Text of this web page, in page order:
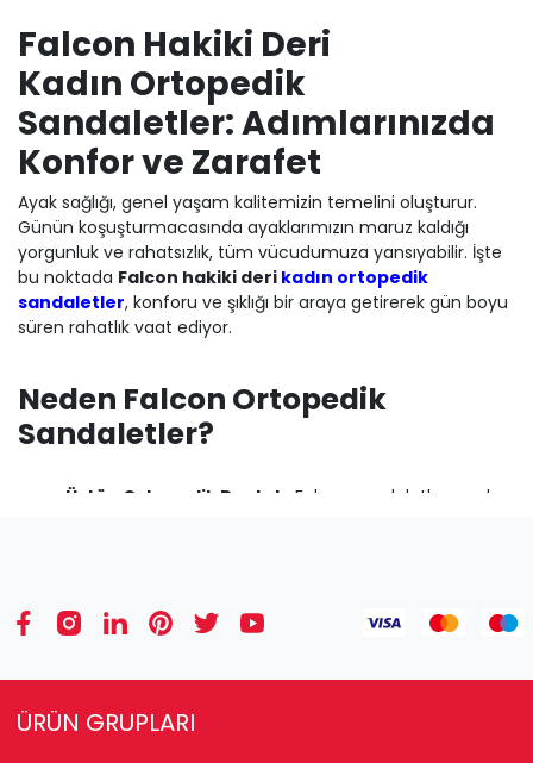
Falcon Hakiki Deri
Kadın Ortopedik
Sandaletler: Adımlarınızda
Konfor ve Zarafet
Ayak sağlığı, genel yaşam kalitemizin temelini oluşturur.
Günün koşuşturmacasında ayaklarımızın maruz kaldığı
yorgunluk ve rahatsızlık, tüm vücudumuza yansıyabilir. İşte
bu noktada Falcon hakiki deri kadın ortopedik
sandaletler, konforu ve şıklığı bir araya getirerek gün boyu
süren rahatlık vaat ediyor.
Neden Falcon Ortopedik
Sandaletler?
Üstün Ortopedik Destek:
Falcon sandaletler, ayak
yorgunluğunu en aza indirir
ve olası ağrıların önüne
Nefes Alan Hakiki Deri:
%100 hakiki deri
ÜRÜN GRUPLARI